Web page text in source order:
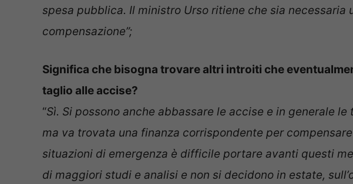
spesa pubblica. Il ministro Urso ritiene che sia necessaria
compensazione”;
Significa che bisogna trovare altri introiti che
taglio alle accise?
“Sì. Si possono anche abbassare le accise e in generale
ma va trovata una finanza corrispondente per
situazioni di emergenza è difficile portare avanti questi
di maggiori studi e analisi e non si decidono in estate,